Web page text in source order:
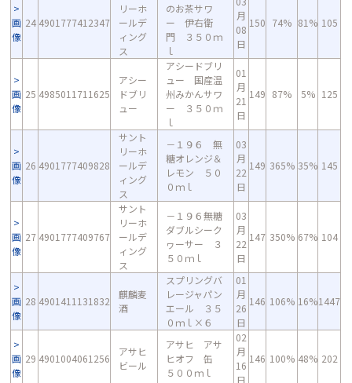
画
像
24 4901777412347
リーホ
ールデ
ィング
ス
のお茶サワ
ー 伊右衛
門 ３５０ｍ
ｌ
月
08
日
150 74% 81% 105
画
像
25 4985011711625
アシー
ドブリ
ュー
アシードブリ
ュー 国産温
州みかんサワ
ー ３５０ｍ
ｌ
01
月
21
日
149 87% 5% 125
画
像
26 4901777409828
サント
リーホ
ールデ
ィング
ス
－１９６ 無
糖オレンジ＆
レモン ５０
０ｍｌ
03
月
22
日
149 365% 35% 145
画
像
27 4901777409767
サント
リーホ
ールデ
ィング
ス
－１９６無糖
ダブルシーク
ヮーサー ３
５０ｍｌ
03
月
22
日
147 350% 67% 104
画
像
28 4901411131832
麒麟麦
酒
スプリングバ
レージャパン
エール ３５
０ｍｌ×６
01
月
26
日
146 106% 16%1447
画
像
29 4901004061256
アサヒ
ビール
アサヒ アサ
ヒオフ 缶
５００ｍｌ
02
月
16
日
146 100% 48% 202